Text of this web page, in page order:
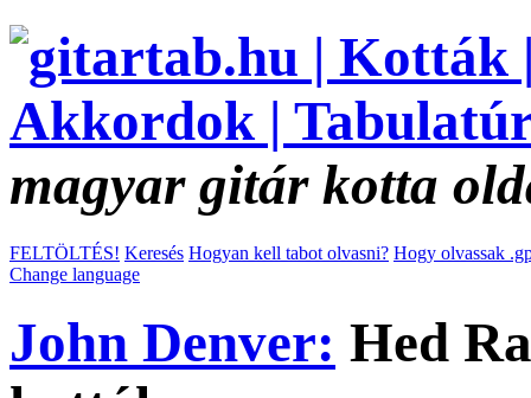
magyar gitár kotta
FELTÖLTÉS! Keresés Hogyan kell tabot olvasni? Hogy olvassak
Change language
John Denver: Hed